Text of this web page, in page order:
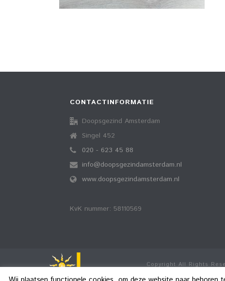
CONTACTINFORMATIE
Doopsgezind Amsterdam
Singel 452
020 - 623 45 88
info@doopsgezindamsterdam.nl
www.doopsgezindamsterdam.nl
KvK nummer: 58110569
Copyright All Rights